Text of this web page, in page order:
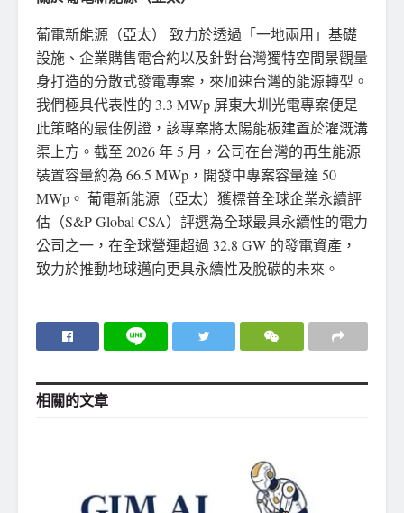
葡電新能源（亞太） 致力於透過「一地兩用」基礎
設施、企業購售電合約以及針對台灣獨特空間景觀量
身打造的分散式發電專案，來加速台灣的能源轉型。
我們極具代表性的 3.3 MWp 屏東大圳光電專案便是
此策略的最佳例證，該專案將太陽能板建置於灌溉溝
渠上方。截至 2026 年 5 月，公司在台灣的再生能源
裝置容量約為 66.5 MWp，開發中專案容量達 50
MWp。 葡電新能源（亞太）獲標普全球企業永續評
估（S&P Global CSA）評選為全球最具永續性的電力
公司之一，在全球營運超過 32.8 GW 的發電資產，
致力於推動地球邁向更具永續性及脫碳的未來。
相關的文章